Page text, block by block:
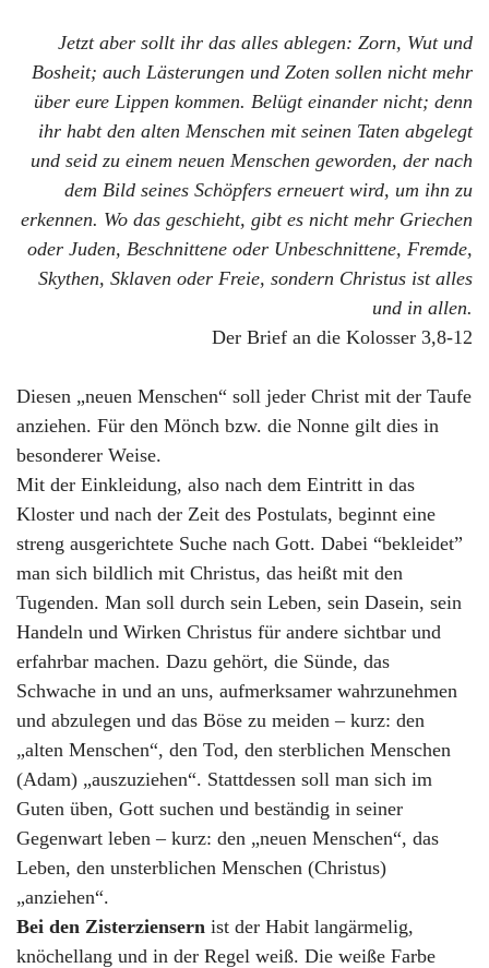
Jetzt aber sollt ihr das alles ablegen: Zorn, Wut und
Bosheit; auch Lästerungen und Zoten sollen nicht mehr
über eure Lippen kommen. Belügt einander nicht; denn
ihr habt den alten Menschen mit seinen Taten abgelegt
und seid zu einem neuen Menschen geworden, der nach
dem Bild seines Schöpfers erneuert wird, um ihn zu
erkennen. Wo das geschieht, gibt es nicht mehr Griechen
oder Juden, Beschnittene oder Unbeschnittene, Fremde,
Skythen, Sklaven oder Freie, sondern Christus ist alles
und in allen.
Der Brief an die Kolosser 3,8-12
Diesen „neuen Menschen“ soll jeder Christ mit der Taufe
anziehen. Für den Mönch bzw. die Nonne gilt dies in
besonderer Weise.
Mit der Einkleidung, also nach dem Eintritt in das
Kloster und nach der Zeit des Postulats, beginnt eine
streng ausgerichtete Suche nach Gott. Dabei “bekleidet”
man sich bildlich mit Christus, das heißt mit den
Tugenden. Man soll durch sein Leben, sein Dasein, sein
Handeln und Wirken Christus für andere sichtbar und
erfahrbar machen. Dazu gehört, die Sünde, das
Schwache in und an uns, aufmerksamer wahrzunehmen
und abzulegen und das Böse zu meiden – kurz: den
„alten Menschen“, den Tod, den sterblichen Menschen
(Adam) „auszuziehen“. Stattdessen soll man sich im
Guten üben, Gott suchen und beständig in seiner
Gegenwart leben – kurz: den „neuen Menschen“, das
Leben, den unsterblichen Menschen (Christus)
„anziehen“.
Bei den Zisterziensern ist der Habit langärmelig,
knöchellang und in der Regel weiß. Die weiße Farbe